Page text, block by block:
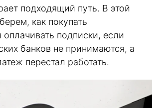
подходящий путь. В этой
как покупать
подписки, если
банков не принимаются, а
перестал работать.